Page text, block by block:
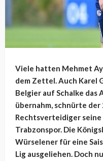
Viele hatten Mehmet
dem Zettel. Auch Karel
Belgier auf Schalke das
übernahm, schnürte der
Rechtsverteidiger
Trabzonspor. Die
Würselener für eine
Lig ausgeliehen. Doch